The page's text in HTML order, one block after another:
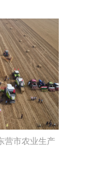
营市农业生产